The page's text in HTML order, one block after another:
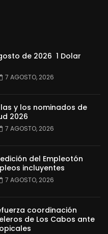
de 2026 1 Dolar
7 AGOSTO, 2026
y los nominados de
2026
7 AGOSTO, 2026
del Empleotón
incluyentes
7 AGOSTO, 2026
coordinación
de Los Cabos ante